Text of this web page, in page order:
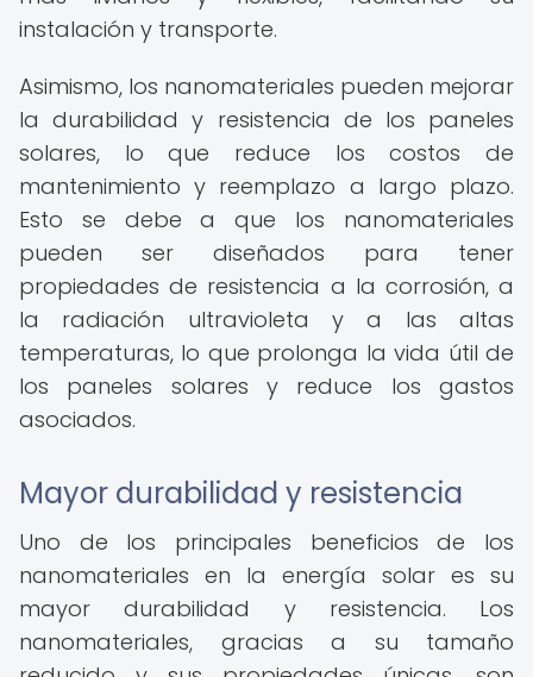
instalación y transporte.
Asimismo, los nanomateriales pueden mejorar
la durabilidad y resistencia de los paneles
solares, lo que reduce los costos de
mantenimiento y reemplazo a largo plazo.
Esto se debe a que los nanomateriales
pueden ser diseñados para tener
propiedades de resistencia a la corrosión, a
la radiación ultravioleta y a las altas
temperaturas, lo que prolonga la vida útil de
los paneles solares y reduce los gastos
asociados.
Mayor durabilidad y resistencia
Uno de los principales beneficios de los
nanomateriales en la energía solar es su
mayor durabilidad y resistencia. Los
nanomateriales, gracias a su tamaño